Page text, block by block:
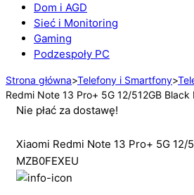
Dom i AGD
Sieć i Monitoring
Gaming
Podzespoły PC
Strona główna>Telefony i Smartfony>
Redmi Note 13 Pro+ 5G 12/512GB Black
Nie płać za dostawę!
Xiaomi Redmi Note 13 Pro+ 5G 12/
MZB0FEXEU